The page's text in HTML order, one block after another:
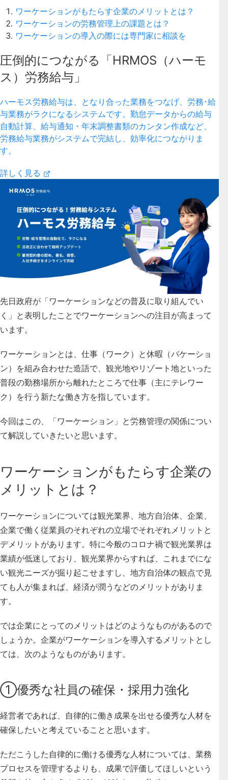
ワーケーションがもたらす企業のメリットとは？
ワーケーションの労務管理上の課題とは？
ワーケーションの導入の際には専門家に相談を
圧倒的につながる「HRMOS（ハーモ
ス）労務給与」
ハーモス労務給与は、となり合った業務をつなげ、労務･給
与業務がラクになるシステムです。勤怠データからの給与
自動計算、給与通知・年末調整書類のカンタン作成など、
労務給与業務がシステムで完結し、効率化につながりま
す。
詳しく見る
先日政府が「ワーケーションなどの普及に取り組んでい
く」と表明したことでワーケーションへの注目が高まって
います。
ワーケーションとは、仕事（ワーク）と休暇（バケーショ
ン）を組み合わせた造語で、観光地やリゾート地といった
普段の勤務場所から離れたところで仕事（主にテレワー
ク）を行う新たな働き方を指しています。
今回はこの、「ワーケーション」と労務管理の関係につい
て解説していきたいと思います。
ワーケーションがもたらす企業の
メリットとは？
ワーケーションについては観光業界、地方自治体、企業、
企業で働く従業員のそれぞれの立場でそれぞれメリットと
デメリットがあります。特に今般のコロナ禍で観光業界は
業績が低迷しており、観光業界からすれば、これまでにな
い観光ニーズが掘り起こせますし、地方自治体の観点で見
ても人が集まれば、経済が潤うなどのメリットがありま
す。
では企業にとってのメリットはどのようなものがあるので
しょうか。企業がワーケーションを導入するメリットとし
ては、次のようなものがあります。
①優秀な社員の確保・採用力強化
経営者であれば、自律的に働き成果を出せる優秀な人材を
確保したいと考えていることと思います。
ただこうした自律的に働ける優秀な人材については、業務
プロセスを管理するよりも、成果で評価してほしいという